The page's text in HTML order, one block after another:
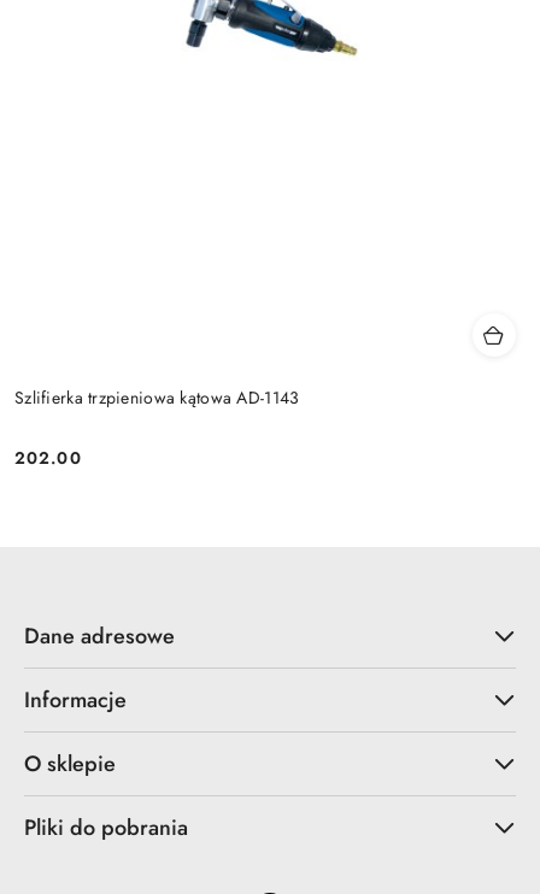
Szlifierka trzpieniowa kątowa AD-1143
Cena:
202.00
Dane adresowe
Informacje
O sklepie
Pliki do pobrania